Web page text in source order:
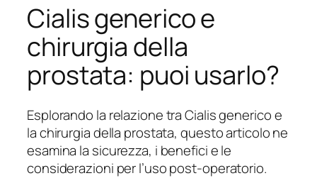
Cialis generico e
chirurgia della
prostata: puoi usarlo?
Esplorando la relazione tra Cialis generico e
la chirurgia della prostata, questo articolo ne
esamina la sicurezza, i benefici e le
considerazioni per l’uso post-operatorio.